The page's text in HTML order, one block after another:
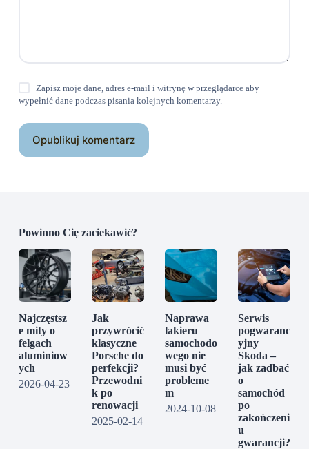
Zapisz moje dane, adres e-mail i witrynę w przeglądarce aby
wypełnić dane podczas pisania kolejnych komentarzy.
Opublikuj komentarz
Powinno Cię zaciekawić?
Najczęstsz
e mity o
felgach
aluminiow
ych
2026-04-23
Jak
przywrócić
klasyczne
Porsche do
perfekcji?
Przewodni
k po
renowacji
2025-02-14
Naprawa
lakieru
samochodo
wego nie
musi być
probleme
m
2024-10-08
Serwis
pogwaranc
yjny
Skoda –
jak zadbać
o
samochód
po
zakończeni
u
gwarancji?